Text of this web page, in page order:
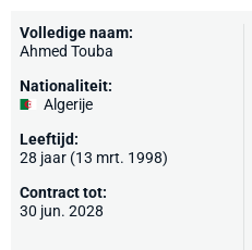
Volledige naam:
Ahmed Touba
Nationaliteit:
Algerije
Leeftijd:
28 jaar (13 mrt. 1998)
Contract tot:
30 jun. 2028